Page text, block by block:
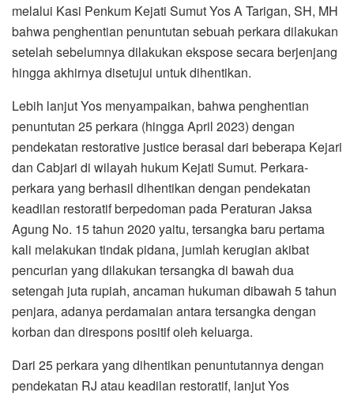
melalui Kasi Penkum Kejati Sumut Yos A Tarigan, SH, MH
bahwa penghentian penuntutan sebuah perkara dilakukan
setelah sebelumnya dilakukan ekspose secara berjenjang
hingga akhirnya disetujui untuk dihentikan.
Lebih lanjut Yos menyampaikan, bahwa penghentian
penuntutan 25 perkara (hingga April 2023) dengan
pendekatan restorative justice berasal dari beberapa Kejari
dan Cabjari di wilayah hukum Kejati Sumut. Perkara-
perkara yang berhasil dihentikan dengan pendekatan
keadilan restoratif berpedoman pada Peraturan Jaksa
Agung No. 15 tahun 2020 yaitu, tersangka baru pertama
kali melakukan tindak pidana, jumlah kerugian akibat
pencurian yang dilakukan tersangka di bawah dua
setengah juta rupiah, ancaman hukuman dibawah 5 tahun
penjara, adanya perdamaian antara tersangka dengan
korban dan direspons positif oleh keluarga.
Dari 25 perkara yang dihentikan penuntutannya dengan
pendekatan RJ atau keadilan restoratif, lanjut Yos